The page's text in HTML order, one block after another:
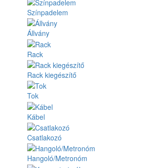
Színpadelem
Állvány
Rack
Rack kiegészítő
Tok
Kábel
Csatlakozó
Hangoló/Metronóm